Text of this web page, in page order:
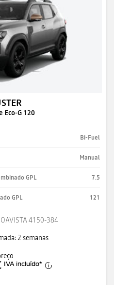
Eco-G 120
Bi-Fuel
Manual
GPL 7.5
GPL 121
4150-384
2 semanas
IVA incluído*